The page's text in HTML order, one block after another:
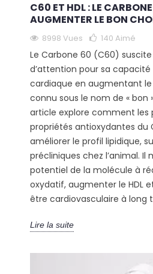
C60 ET HDL : LE
AUGMENTER LE BON
8998 Vues 140 Aimé
Le Carbone 60 (C60)
d’attention pour sa
cardiaque en augmentant le
connu sous le nom de « bon
article explore comment les
propriétés antioxydantes du
améliorer le profil lipidique,
précliniques chez l’animal. Il
potentiel de la molécule à
oxydatif, augmenter le HDL
être cardiovasculaire à long
Lire la suite